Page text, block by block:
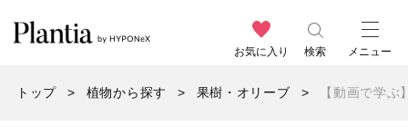
お気に入り 検索 メニュー
トップ 植物から探す 果樹・オリーブ 【動画で学